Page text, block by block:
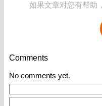
如果文章对您有帮助
Comments
No comments yet.